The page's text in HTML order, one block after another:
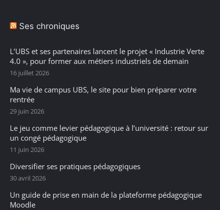
Ses chroniques
L’UBS et ses partenaires lancent le projet « Industrie Verte
4.0 », pour former aux métiers industriels de demain
16 juillet 2026
Ma vie de campus UBS, le site pour bien préparer votre
rentrée
29 juin 2026
Le jeu comme levier pédagogique à l’université : retour sur
un congé pédagogique
11 juin 2026
Diversifier ses pratiques pédagogiques
30 avril 2026
Un guide de prise en main de la plateforme pédagogique
Moodle